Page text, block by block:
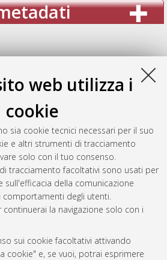
web utilizza i
cookie
sia cookie tecnici necessari per il suo
e altri strumenti di tracciamento
solo con il tuo consenso.
tracciamento facoltativi sono usati per
sull'efficacia della comunicazione
comportamenti degli utenti.
la navigazione solo con i
sui cookie facoltativi attivando
cookie" e, se vuoi, potrai esprimere
del documento: